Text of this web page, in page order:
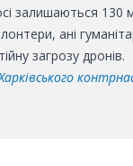
залишаються 130
ані
загрозу дронів.